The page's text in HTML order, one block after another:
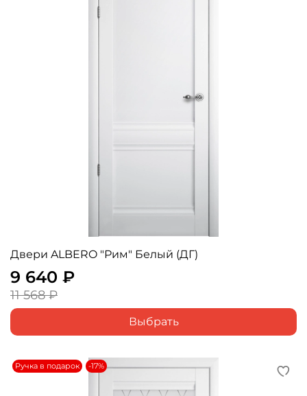
Двери ALBERO "Рим" Белый (ДГ)
9 640 ₽
11 568 ₽
Выбрать
Ручка в подарок -17%